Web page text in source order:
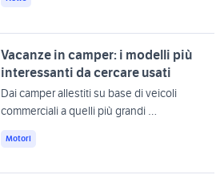
Vacanze in camper: i modelli più
interessanti da cercare usati
Dai camper allestiti su base di veicoli
commerciali a quelli più grandi …
Motori